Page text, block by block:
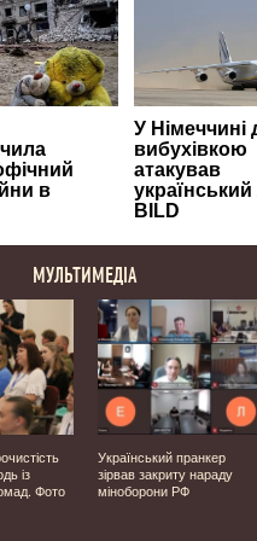
МУЛЬТИМЕДІА
із
Фото
Український пранкер
зірвав закриту нараду
міноборони РФ